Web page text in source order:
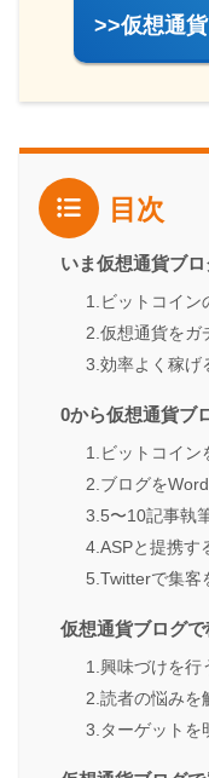
>>仮想通
目次
いま仮想通貨ブ
1.ビットコイン
2.仮想通貨をガ
3.効率よく稼げ
0から仮想通貨ブ
1.ビットコイン
2.ブログを
3.5〜10記事執
4.ASPと提携す
5.Twitterで集客
仮想通貨ブログ
1.興味づけを行
2.読者の悩みを
3.ターゲットを